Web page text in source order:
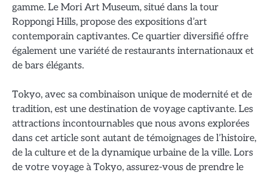
gamme. Le Mori Art Museum, situé dans la tour
Roppongi Hills, propose des expositions d’art
contemporain captivantes. Ce quartier diversifié offre
également une variété de restaurants internationaux et
de bars élégants.
Tokyo, avec sa combinaison unique de modernité et de
tradition, est une destination de voyage captivante. Les
attractions incontournables que nous avons explorées
dans cet article sont autant de témoignages de l’histoire,
de la culture et de la dynamique urbaine de la ville. Lors
de votre voyage à Tokyo, assurez-vous de prendre le